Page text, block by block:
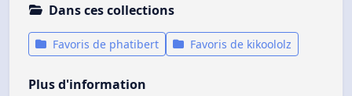
Dans ces collections
Favoris de phatibert Favoris de kikoololz
Plus d'information